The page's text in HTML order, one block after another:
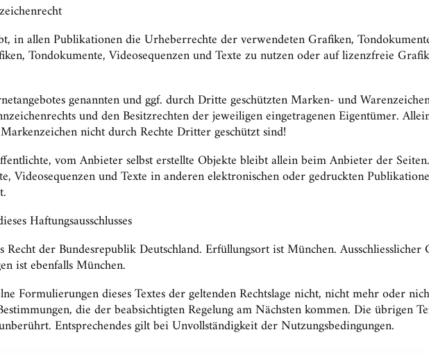
in allen Publikationen die Urheberrechte der verwendeten Grafiken,
Tondokumente, Videosequenzen und Texte zu nutzen oder auf lizenzfreie
genannten und ggf. durch Dritte geschützten Marken- und
und den Besitzrechten der jeweiligen eingetragenen Eigentümer.
nicht durch Rechte Dritter geschützt sind!
vom Anbieter selbst erstellte Objekte bleibt allein beim Anbieter der
Videosequenzen und Texte in anderen elektronischen oder gedruckten
Haftungsausschlusses
Recht der Bundesrepublik Deutschland. Erfüllungsort ist München.
ist ebenfalls München.
Formulierungen dieses Textes der geltenden Rechtslage nicht, nicht mehr oder
die der beabsichtigten Regelung am Nächsten kommen. Die übrigen
Entsprechendes gilt bei Unvollständigkeit der Nutzungsbedingungen.